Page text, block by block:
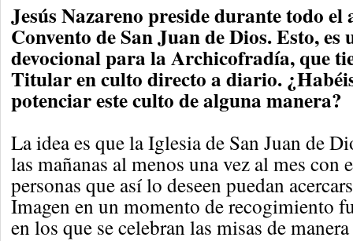
Jesús Nazareno preside durante todo el
Convento de San Juan de Dios. Esto, es
devocional para la Archicofradía, que
Titular en culto directo a diario.
potenciar este culto de alguna manera?
La idea es que la Iglesia de San Juan de
las mañanas al menos una vez al mes con
personas que así lo deseen puedan
Imagen en un momento de recogimiento
en los que se celebran las misas de